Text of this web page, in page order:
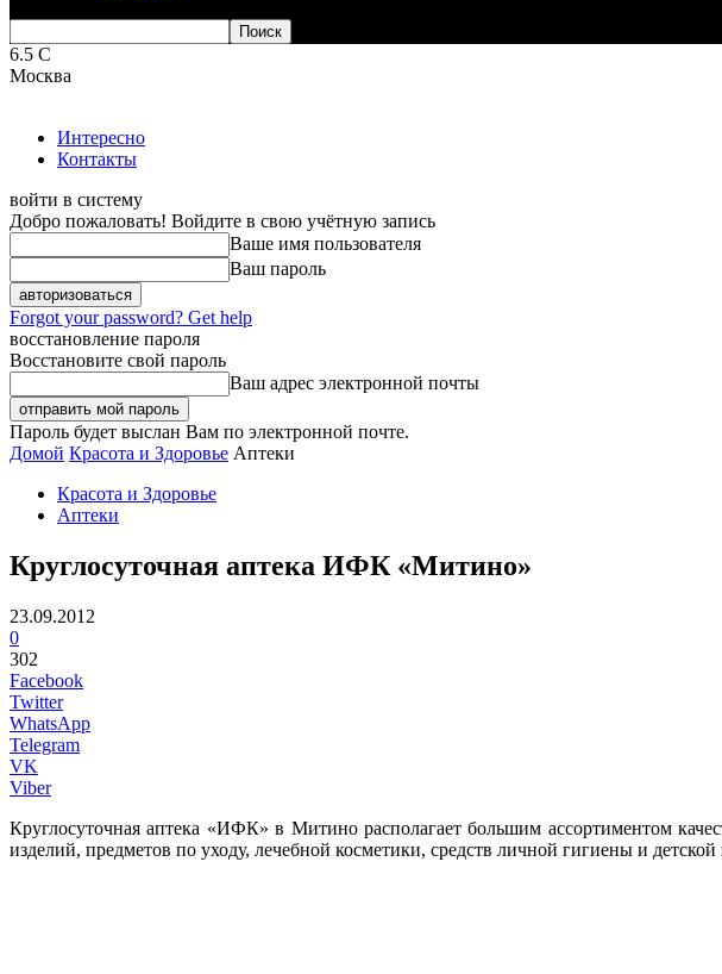
6.5 C
Москва
Интересно
Контакты
войти в систему
Добро пожаловать! Войдите в свою учётную запись
Ваше имя пользователя
Ваш пароль
Forgot your password? Get help
восстановление пароля
Восстановите свой пароль
Ваш адрес электронной почты
Пароль будет выслан Вам по электронной почте.
Домой Красота и Здоровье Аптеки
Красота и Здоровье
Аптеки
Круглосуточная аптека ИФК «Митино»
23.09.2012
0
302
Facebook
Twitter
WhatsApp
Telegram
VK
Viber
Круглосуточная аптека «ИФК» в Митино располагает большим ассортиментом
изделий, предметов по уходу, лечебной косметики, средств личной гигиены и